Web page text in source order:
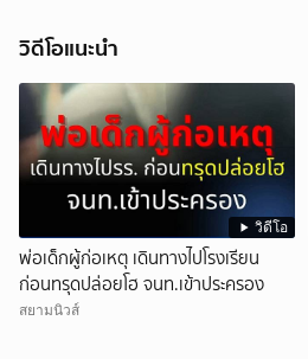
วิดีโอแนะนำ
วิดีโอ
พ่อเด็กผู้ก่อเหตุ เดินทางไปโรงเรียน
ก่อนทรุดปล่อยโฮ จนท.เข้าประครอง
สยามนิวส์